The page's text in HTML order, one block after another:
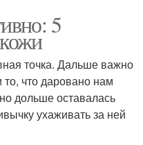
5
точка. Дальше важно
то, что даровано нам
дольше оставалась
ухаживать за ней